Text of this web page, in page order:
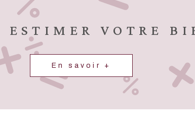
ESTIMER VOTRE
En savoir +